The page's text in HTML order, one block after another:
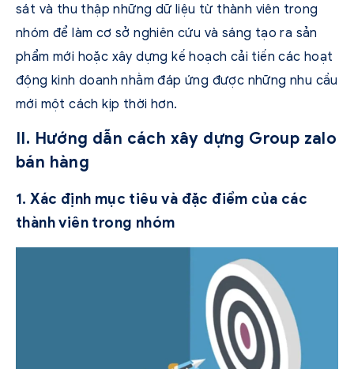
sát và thu thập những dữ liệu từ thành viên trong
nhóm để làm cơ sở nghiên cứu và sáng tạo ra sản
phẩm mới hoặc xây dựng kế hoạch cải tiến các hoạt
động kinh doanh nhằm đáp ứng được những nhu cầu
mới một cách kịp thời hơn.
II. Hướng dẫn cách xây dựng Group zalo
bán hàng
1. Xác định mục tiêu và đặc điểm của các
thành viên trong nhóm